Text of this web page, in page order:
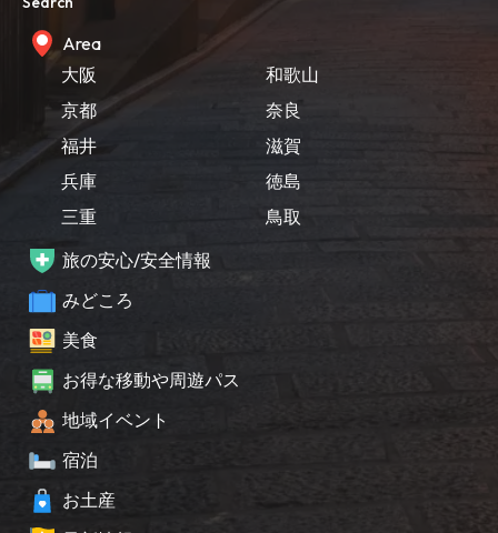
Area
大阪
京都
福井
兵庫
三重
和歌山
奈良
滋賀
徳島
鳥取
旅の安心/安全情報
みどころ
美食
お得な移動や周遊パス
地域イベント
宿泊
お土産